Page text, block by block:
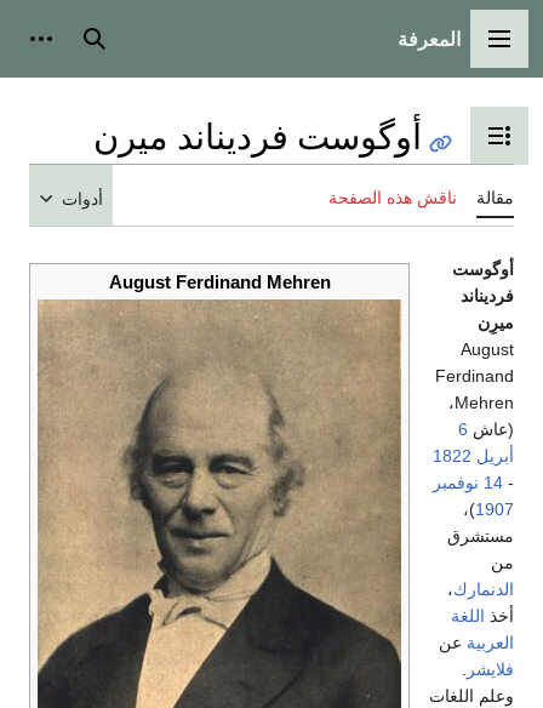
القائمة الرئيسية
المعرفة بحث
تبديل عرض جدول المحتويات
أوگوست فرديناند ميرن
مقالة ناقش هذه الصفحة أدوات
August Ferdinand Mehren
أوگوست
فرديناند
ميرِن
August
Ferdinand
Mehren،
(عاش 6
أبريل 1822
- 14 نوفمبر
1907)،
مستشرق
من
الدنمارك،
أخذ اللغة
العربية عن
فلايشر
وعلم اللغات